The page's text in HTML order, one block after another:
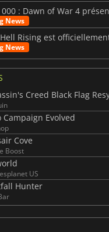
€
News
News
Campaign Evolved
Cove
Boost
US
Hunter